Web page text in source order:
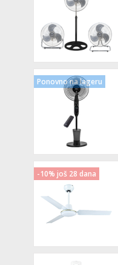
Ponovno na lageru
-10% još 28 dana